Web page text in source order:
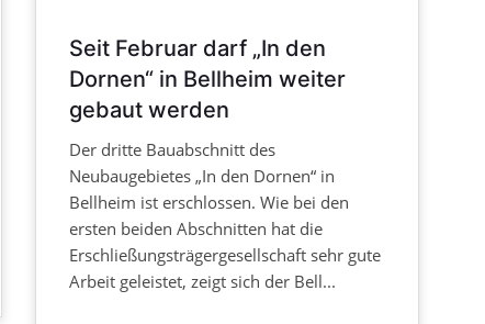
Seit Februar darf „In den
Dornen“ in Bellheim weiter
gebaut werden
Der dritte Bauabschnitt des
Neubaugebietes „In den Dornen“ in
Bellheim ist erschlossen. Wie bei den
ersten beiden Abschnitten hat die
Erschließungsträgergesellschaft sehr gute
Arbeit geleistet, zeigt sich der Bell...